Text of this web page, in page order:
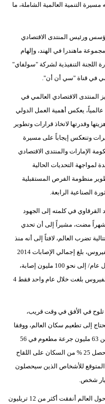
التنمية العالمية الشاملة، ما
ورئيس المنتدى الاقتصادي
ماهندرا في الهند، وإلهام
اللجنة التنفيذية لشركة "سولفاي"
في قناة "سي أن أن".
المنتدى الاقتصادي العالمي في
الثقة عالمياً، يعكس أهمية العمل الدولي
وقدرتها لاتخاذ قرارات وتطوير
وتنعكس إيجاباً على مسيرة
الإمارات والمنتدى الاقتصادي
لمواجهة التحديات الحالية
منظومة الفرص المستقبلية
الصناعية الرابعة.
في كلمته إلى الجهود
الحكومية في إدارة الوباء عالمياً خلال 11 شهراً مضت، مشيراً إلى أن تحدي
تضرب العالم، لافتاً إلى أنه منذ
عام بالضبط في الشهور الأولى لتفشي الفيروس، بلغ إجمالي الإصابات 2014
إصابة و52 حالة وفاة، فيما وصل حاليا /خلال عام/ إلى نحو 100 مليون إصابة،
ومليوني وفاة، ما يعني أن سرعة انتشار الفيروس بلغت خلال عام واحد فقط 4
تلوح في الأفق في وقت قريب،
إلى تطعيم سكان العالم، ووفقا
للمعلومات المتوفرة فقد تم إعطاء أكثر من 63 مليون جرعة مطعوم في 56
دولة، وفي دولة الإمارات العربية المتحدة حصل 25 % من السكان على اللقاح
المتوقع للأشخاص الذين سيحصلون
وأشار محمد القرقاوي إلى أن الحكومات حول العالم أنفقت أكثر من 12 تريليون